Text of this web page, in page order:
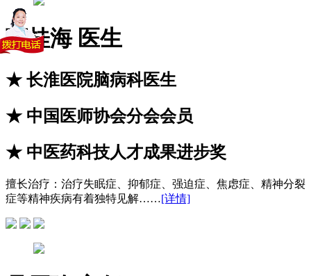
丁桂海医生
★长淮医院脑病科医生
★中国医师协会分会会员
★中医药科技人才成果进步奖
擅长治疗： 治疗失眠症、抑郁症、强迫症、焦虑症、精神分裂
症等精神疾病有着独特见解……[详情]